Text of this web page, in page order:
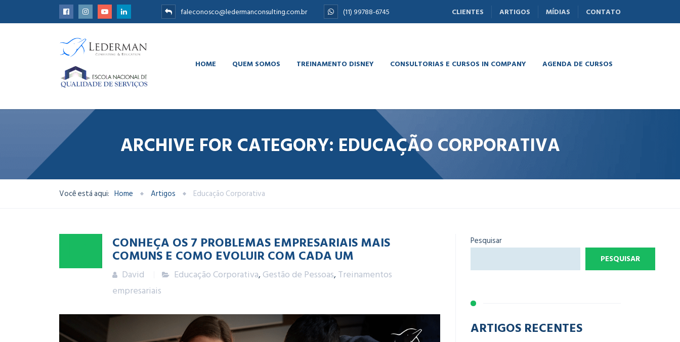
faleconosco@ledermanconsulting.com.br (11) 99788-6745 CLIENTES ARTIGOS MÍDIAS CONTATO
HOME QUEM SOMOS TREINAMENTO DISNEY CONSULTORIAS E CURSOS IN COMPANY AGENDA DE CURSOS
ARCHIVE FOR CATEGORY: EDUCAÇÃO CORPORATIVA
Você está aqui: Home Artigos Educação Corporativa
15 CONHEÇA OS 7 PROBLEMAS EMPRESARIAIS MAIS
COMUNS E COMO EVOLUIR COM CADA UM
David Educação Corporativa,Gestão de Pessoas,Treinamentos
empresariais
Pesquisar
PESQUISAR
ARTIGOS RECENTES